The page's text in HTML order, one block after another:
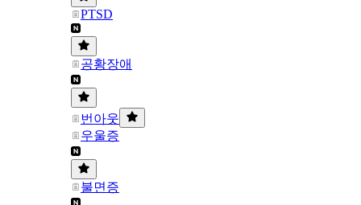
PTSD
공황장애
번아웃
우울증
불면증